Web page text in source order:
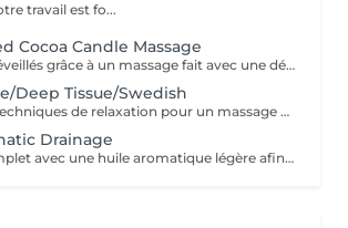
travail est fo...
Cocoa Candle Massage
Vos sens seront éveillés grâce à un massage fait avec une délicate barre fondante parfumée. Une douce et profonde relaxation s'installera et glissera sur votre corps en diffusant sa chaleur et sa douceur. Ce soin commence par un rafraîchissement stimulant des pieds pour favoriser la circulation sanguine et la relaxation. Pression légère à médium
Deep Tissue/Swedish
Un mélange de techniques de relaxation pour un massage en profondeur adapté à la fatigue de vos muscles et à vos besoins afin d'éliminer le stress de notre quotidien. Ce soin commence par un rafraîchissement stimulant des pieds pour favoriser la circulation sanguine et la relaxation.
Drainage
Un massage complet avec une huile aromatique légère afin d'éliminer les toxines de votre système lymphatique. Ce massage par pression très légère est cependant très efficace. Il élimine les toxines, réduit la rétention d'eau, C'est une merveilleuse detox pour votre corps